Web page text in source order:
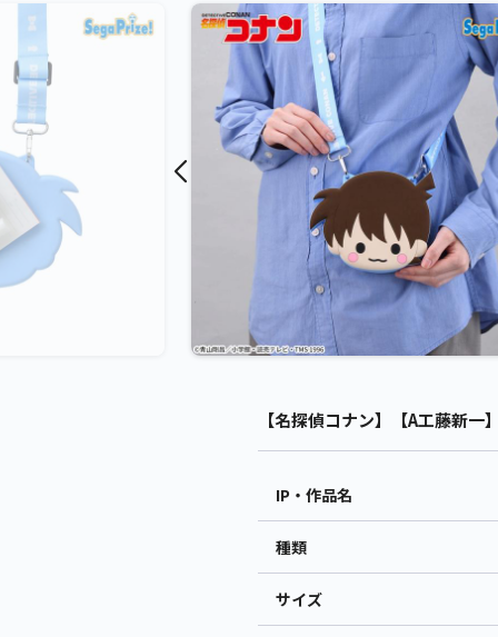
【名探偵コナン】【A工藤新
IP・作品名
種類
サイズ